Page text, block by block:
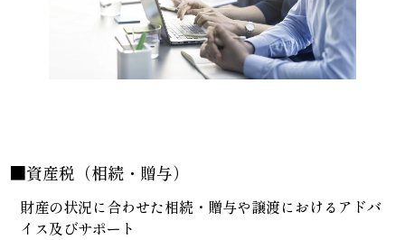
■資産税（相続・贈与）
財産の状況に合わせた相続・贈与や譲渡における アドバ
イス及びサポート